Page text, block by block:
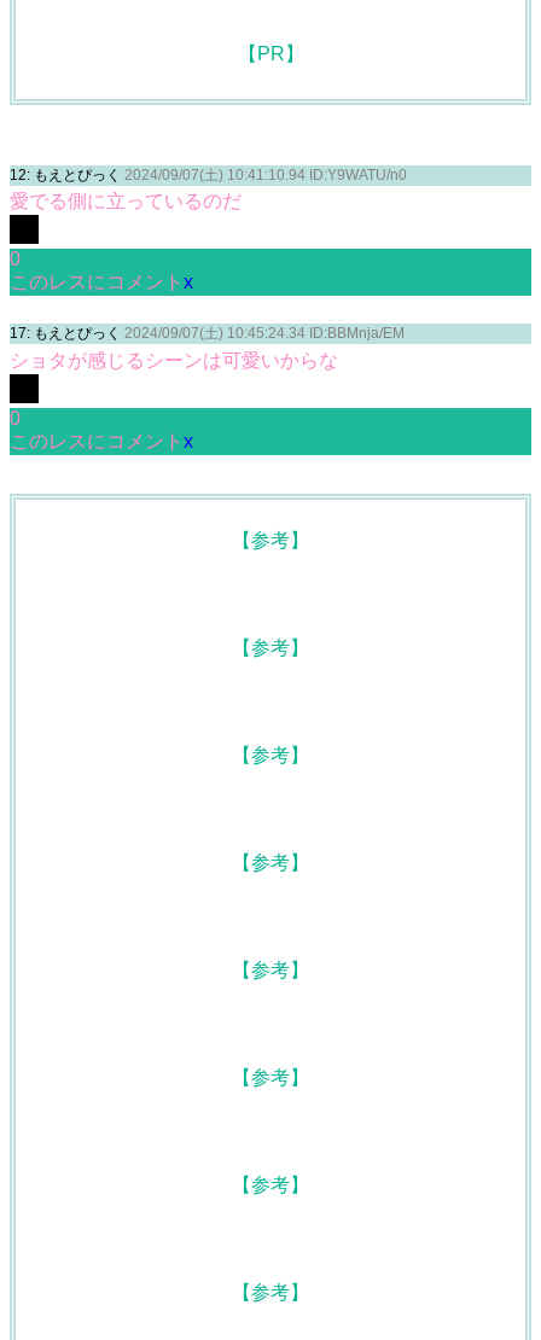
12: もえとぴっく 2024/09/07(土) 10:41:10.94 ID:Y9WATU/n0
愛でる側に立っているのだ
0
このレスにコメント x
17: もえとぴっく 2024/09/07(土) 10:45:24.34 ID:BBMnja/EM
ショタが感じるシーンは可愛いからな
0
このレスにコメント x